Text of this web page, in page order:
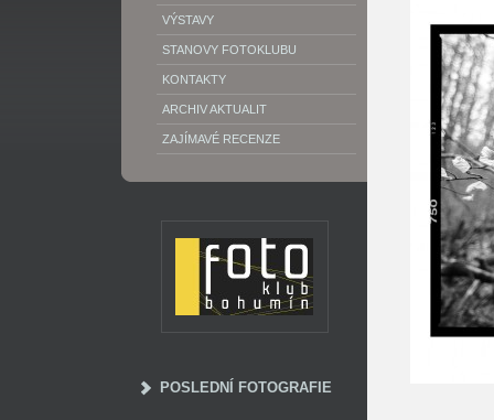
VÝSTAVY
STANOVY FOTOKLUBU
KONTAKTY
ARCHIV AKTUALIT
ZAJÍMAVÉ RECENZE
POSLEDNÍ FOTOGRAFIE